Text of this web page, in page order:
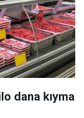
dana kıyma